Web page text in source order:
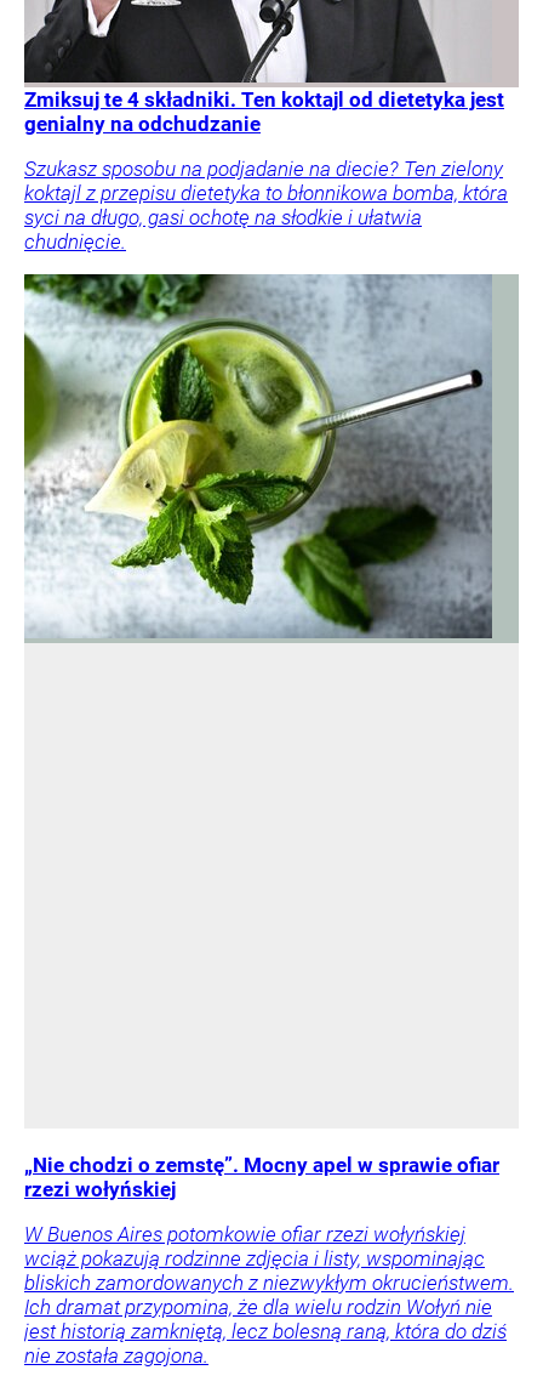
Zmiksuj te 4 składniki. Ten koktajl od dietetyka jest
genialny na odchudzanie
Szukasz sposobu na podjadanie na diecie? Ten zielony
koktajl z przepisu dietetyka to błonnikowa bomba, która
syci na długo, gasi ochotę na słodkie i ułatwia
chudnięcie.
„Nie chodzi o zemstę”. Mocny apel w sprawie ofiar
rzezi wołyńskiej
W Buenos Aires potomkowie ofiar rzezi wołyńskiej
wciąż pokazują rodzinne zdjęcia i listy, wspominając
bliskich zamordowanych z niezwykłym okrucieństwem.
Ich dramat przypomina, że dla wielu rodzin Wołyń nie
jest historią zamkniętą, lecz bolesną raną, która do dziś
nie została zagojona.